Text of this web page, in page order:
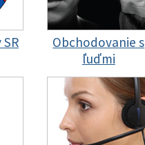
Obchodovanie s
ľuďmi